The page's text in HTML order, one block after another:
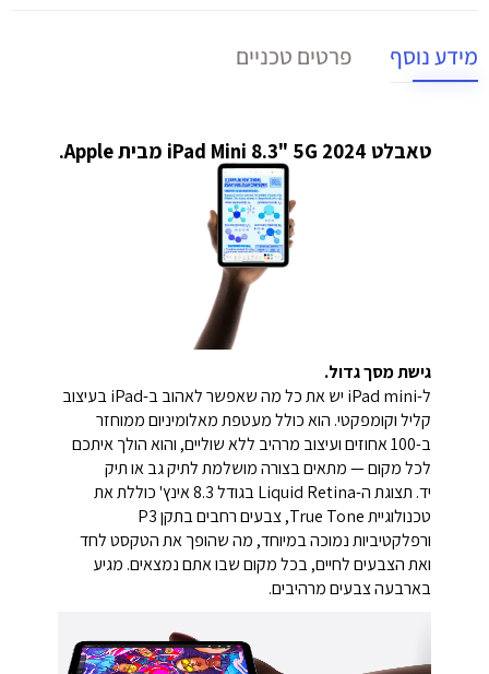
מידע נוסף פרטים טכניים
טאבלט iPad Mini 8.3" 5G 2024 מבית Apple.
גישת מסך גדול.
ל-iPad mini יש את כל מה שאפשר לאהוב ב-iPad בעיצוב
קליל וקומפקטי. הוא כולל מעטפת מאלומיניום ממוחזר
ב-100 אחוזים ועיצוב מרהיב ללא שוליים, והוא הולך איתכם
לכל מקום — מתאים בצורה מושלמת לתיק גב או תיק
יד.
תצוגת ה-Liquid Retina בגודל 8.3 אינץ' כוללת את
טכנולוגיית True Tone, צבעים רחבים בתקן P3
ורפלקטיביות נמוכה במיוחד, מה שהופך את הטקסט לחד
ואת הצבעים לחיים, בכל מקום שבו אתם נמצאים. מגיע
בארבעה צבעים מרהיבים.